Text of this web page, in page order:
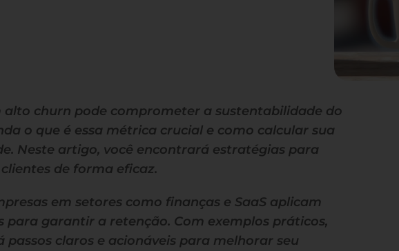
alto churn pode comprometer a sustentabilidade do
o que é essa métrica crucial e como calcular sua
Neste artigo, você encontrará estratégias para
de forma eficaz.
em setores como finanças e SaaS aplicam
para garantir a retenção. Com exemplos práticos,
passos claros e acionáveis para melhorar seu